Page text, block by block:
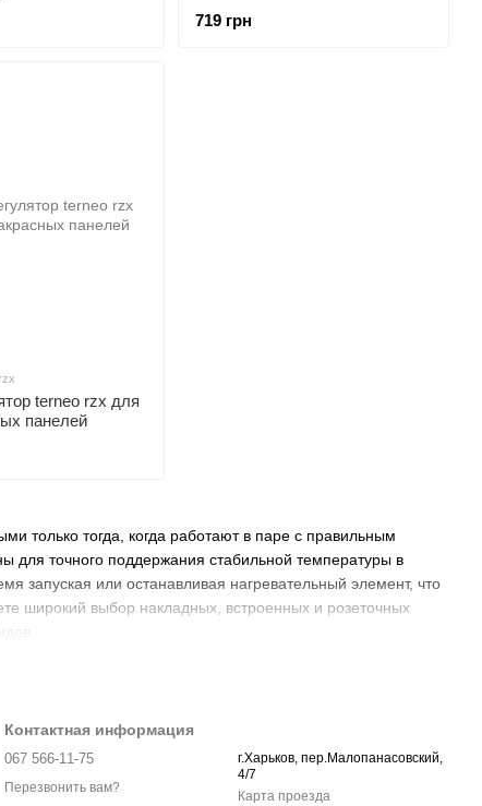
только тогда, когда работают в паре с правильным
для точного поддержания стабильной температуры в
запуская или останавливая нагревательный элемент, что
широкий выбор накладных, встроенных и розеточных
719 грн
terneo rzx для
панелей
Контактная информация
067 566-11-75
Перезвонить вам?
г.Харьков, пер.Малопанасовский,
4/7
Карта проезда